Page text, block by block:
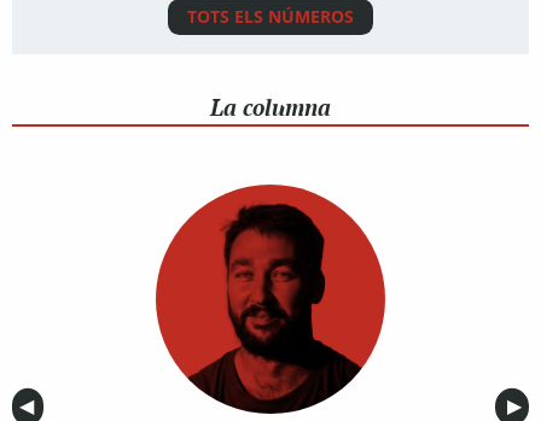
TOTS ELS NÚMEROS
La columna
Anterior
◀︎ ▶︎